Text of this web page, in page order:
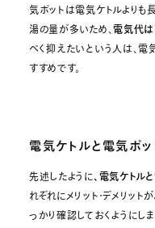
気ポットは電気ケトルよりも
湯の量が多いため、電気代は
べく抑えたいという人は、電
すすめです。
電気ケトルと電気ポッ
先述したように、電気ケトル
れぞれにメリット・デメリッ
っかり確認しておくようにしま